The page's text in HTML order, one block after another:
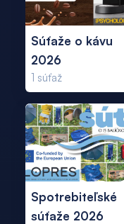
Súťaže o kávu
2026
1 súťaž
Spotrebiteľské
súťaže 2026